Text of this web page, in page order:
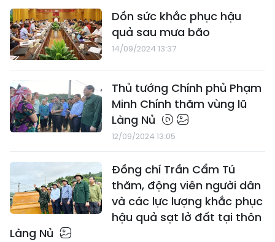
Dồn sức khắc phục hậu
quả sau mưa bão
14/09/2024 13:37
Thủ tướng Chính phủ Phạm
Minh Chính thăm vùng lũ
Làng Nủ
12/09/2024 13:05
Đồng chí Trần Cẩm Tú
thăm, động viên người dân
và các lực lượng khắc phục
hậu quả sạt lở đất tại thôn
Làng Nủ